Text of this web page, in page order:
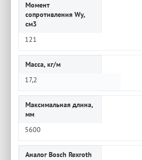
Момент
сопротивления Wy,
см3
121
Масса, кг/м
17,2
Максимальная длина,
мм
5600
Аналог Bosch Rexroth